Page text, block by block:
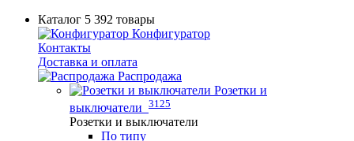
Каталог 5 392 товары
Конфигуратор
Контакты
Доставка и оплата
Распродажа
Розетки и
выключатели 3125
Розетки и выключатели
По типу